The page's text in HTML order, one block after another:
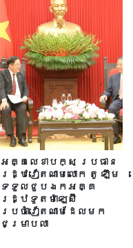
អគ្គលេខាបក្ស ប្រធាន
រដ្ឋវៀតណាមលោក តូ ឡឹម
ទទួលជួបឯកអគ្គ
រដ្ឋទូតម៉ាឡេស៊ី
ប្រចាំវៀតណាមដែលមក
ជម្រាបលា